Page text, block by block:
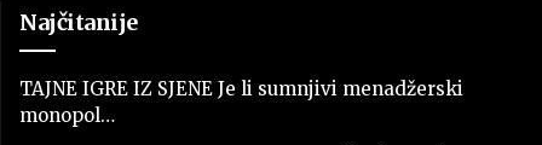
Najčitanije
TAJNE IGRE IZ SJENE Je li sumnjivi menadžerski
monopol…